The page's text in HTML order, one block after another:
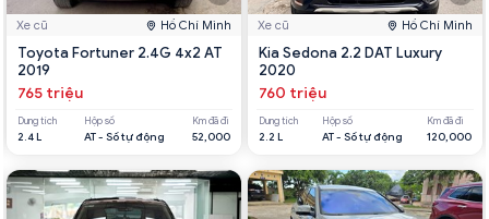
Xe cũ Hồ Chí Minh
Toyota Fortuner 2.4G 4x2 AT
2019
765 triệu
Dung tích
2.4 L
Hộp số
AT - Số tự động
Km đã đi
52,000
Xe cũ Hồ Chí Minh
Kia Sedona 2.2 DAT Luxury
2020
760 triệu
Dung tích
2.2 L
Hộp số
AT - Số tự động
Km đã đi
120,000